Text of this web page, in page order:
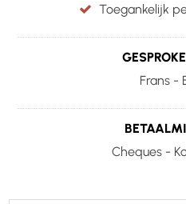
Toegankelijk
Frans -
Cheques -